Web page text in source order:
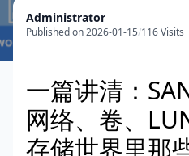
Administrator
Published on 2026-01-15/116 Visits
一篇讲清：
网络、卷、
存储世界里那